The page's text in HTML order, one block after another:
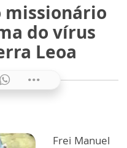
missionário
do vírus
Leoa
Frei Manuel